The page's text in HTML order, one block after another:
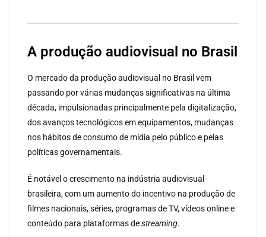
A produção audiovisual no Brasil
O mercado da produção audiovisual no Brasil vem
passando por várias mudanças significativas na última
década, impulsionadas principalmente pela digitalização,
dos avanços tecnológicos em equipamentos, mudanças
nos hábitos de consumo de mídia pelo público e pelas
políticas governamentais.
É notável o crescimento na indústria audiovisual
brasileira, com um aumento do incentivo na produção de
filmes nacionais, séries, programas de TV, vídeos online e
conteúdo para plataformas destreaming.